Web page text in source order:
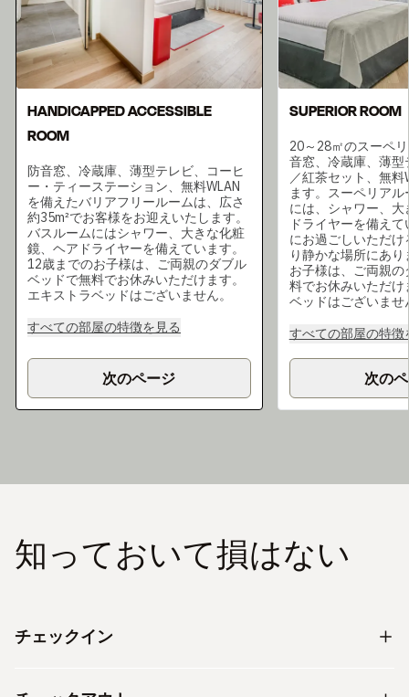
HANDICAPPED ACCESSIBLE
ROOM
防音窓、冷蔵庫、薄型テレビ、コーヒ
ー・ティーステーション、無料WLAN
を備えたバリアフリールームは、広さ
約35m²でお客様をお迎えいたします。
バスルームにはシャワー、大きな化粧
鏡、ヘアドライヤーを備えています。
12歳までのお子様は、ご両親のダブル
ベッドで無料でお休みいただけます。
エキストラベッドはございません。
すべての部屋の特徴を見る
次のページ
SUPERIOR ROOM
20～28㎡のスーペ
音窓、冷蔵庫、薄
／紅茶セット、無
ます。スーペリア
には、シャワー、
ドライヤーを備え
にお過ごしいただ
り静かな場所にあ
お子様は、ご両親
料でお休みいただ
ベッドはございませ
すべての部屋の特徴
次の
知っておいて損はない
チェックイン